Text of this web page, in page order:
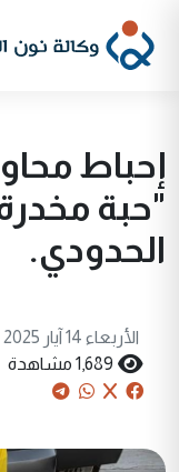
"حبة
الحدودي.
الأربعاء 14 آيار 2025
1,689 مشاهدة